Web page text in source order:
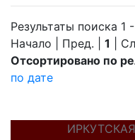
Результаты поиска 1
Начало | Пред. | 1 |
Отсортировано по
по дате